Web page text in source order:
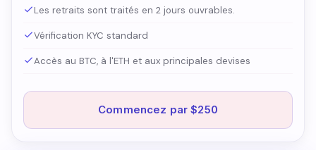
Les retraits sont traités en 2 jours ouvrables.
Vérification KYC standard
Accès au BTC, à l'ETH et aux principales devises
Commencez par $250